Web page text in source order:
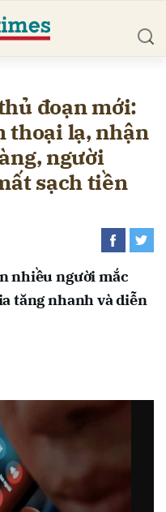
đoạn mới:
thoại lạ, nhận
người
sạch tiền
nhiều người mắc
tăng nhanh và diễn